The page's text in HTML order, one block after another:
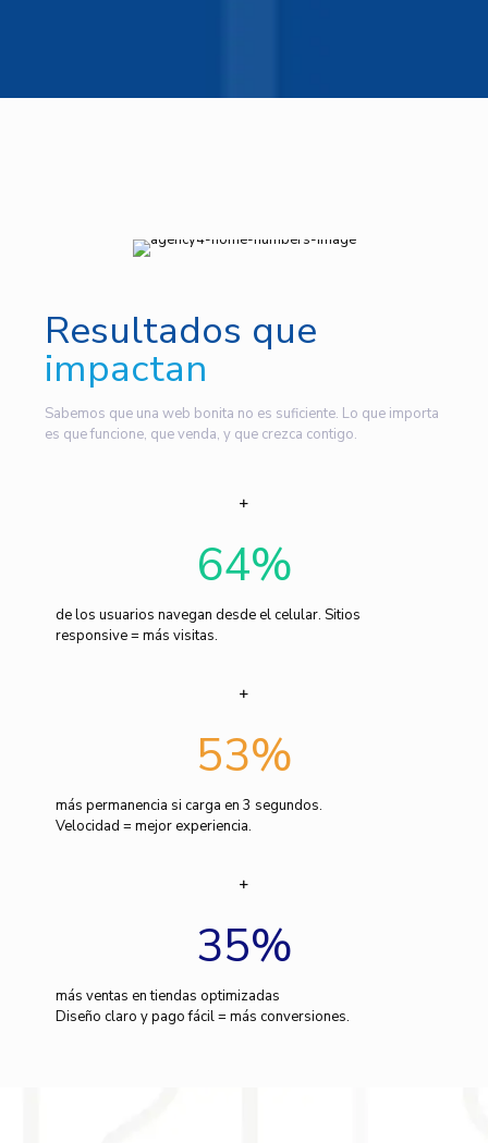
Resultados que
impactan
Sabemos que una web bonita no es suficiente. Lo que importa
es que funcione, que venda, y que crezca contigo.
64%
de los usuarios navegan desde el celular. Sitios
responsive = más visitas.
53%
más permanencia si carga en 3 segundos.
Velocidad = mejor experiencia.
35%
más ventas en tiendas optimizadas
Diseño claro y pago fácil = más conversiones.